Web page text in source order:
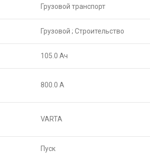
Грузовой транспорт
Грузовой ; Строительство
105.0 Ач
800.0 A
VARTA
Пуск